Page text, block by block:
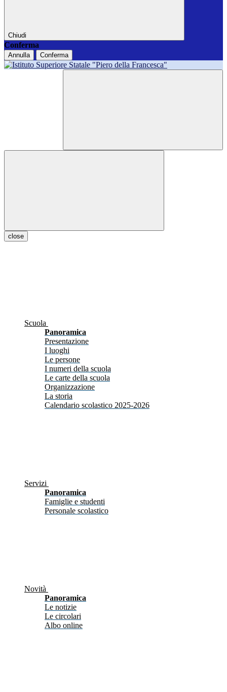
Chiudi
Conferma
Annulla Conferma
close
Scuola
Panoramica
Presentazione
I luoghi
Le persone
I numeri della scuola
Le carte della scuola
Organizzazione
La storia
Calendario scolastico 2025-2026
Servizi
Panoramica
Famiglie e studenti
Personale scolastico
Novità
Panoramica
Le notizie
Le circolari
Albo online